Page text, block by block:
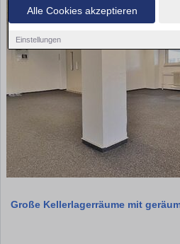
Alle Cookies akzeptieren
Einstellungen
Große Kellerlagerräume mit